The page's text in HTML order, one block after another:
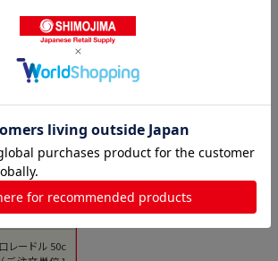
の人気商品との比較
レードル 50c